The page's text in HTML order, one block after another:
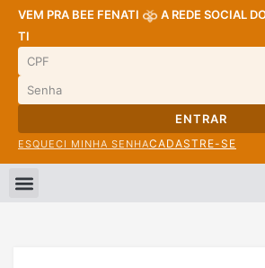
VEM PRA BEE FENATI
A REDE SOCIAL
TI
ENTRAR
ESQUECI MINHA SENHACADASTRE-SE